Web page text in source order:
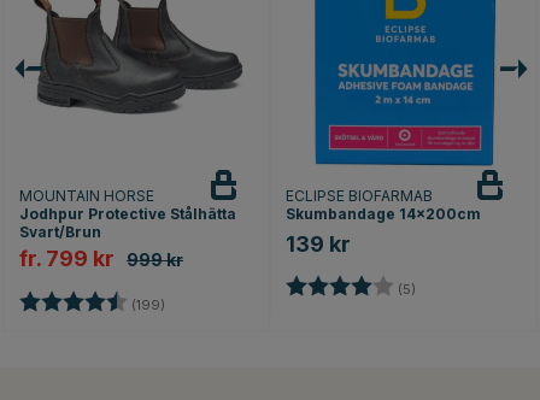
MOUNTAIN HORSE
Jodhpur Protective Stålhätta
Svart/Brun
fr. 799 kr 999 kr
Betyg: (199) 4.6 utav 5 stjärnor
ECLIPSE BIOFARMAB
Skumbandage 14x200cm
139 kr
Betyg: (5)